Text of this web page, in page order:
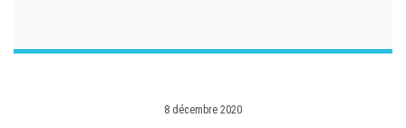
8 décembre 2020